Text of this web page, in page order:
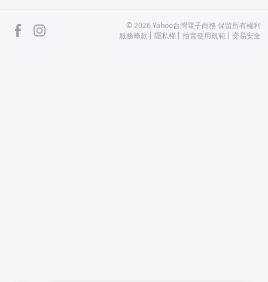
facebook ©2026 Yahoo台灣電子商務 保留所有權利
服務條款
隱私權 拍賣使用規範 交易安全